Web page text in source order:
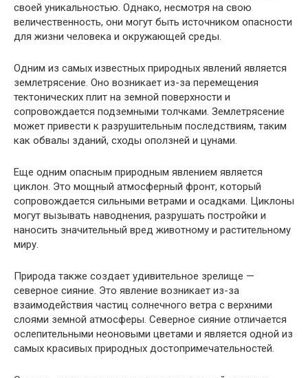
своей уникальностью. Однако, несмотря на свою
величественность, они могут быть источником опасности
для жизни человека и окружающей среды.
Одним из самых известных природных явлений является
землетрясение. Оно возникает из-за перемещения
тектонических плит на земной поверхности и
сопровождается подземными толчками. Землетрясение
может привести к разрушительным последствиям, таким
как обвалы зданий, сходы оползней и цунами.
Еще одним опасным природным явлением является
циклон. Это мощный атмосферный фронт, который
сопровождается сильными ветрами и осадками. Циклоны
могут вызывать наводнения, разрушать постройки и
наносить значительный вред животному и растительному
миру.
Природа также создает удивительное зрелище —
северное сияние. Это явление возникает из-за
взаимодействия частиц солнечного ветра с верхними
слоями земной атмосферы. Северное сияние отличается
ослепительными неоновыми цветами и является одной из
самых красивых природных достопримечательностей.